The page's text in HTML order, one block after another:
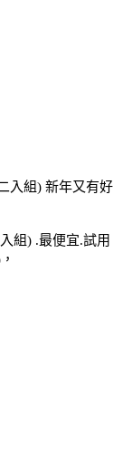
入組) 新年又有好
組) .最便宜.試用